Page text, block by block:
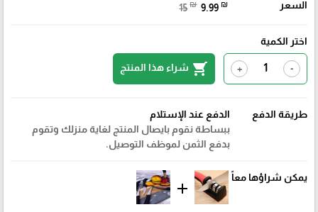
السعر 15 ₪ 9.99 ₪
اختر الكمية
-
+
shopping_cart شراء هذا المنتج
طريقة الدفع
الدفع عند الإستلام
ببساطة نقوم بايصال المنتج لغاية منزلك وتقوم
بدفع الثمن لموظف التوصيل.
يمكن شراؤها معاً
add